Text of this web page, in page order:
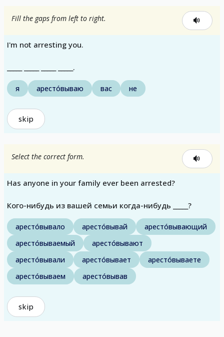
Fill the gaps from left to right.
I'm not arresting you.
_____ _____ _____ _____.
я аресто́вываю вас не
skip
Select the correct form.
Has anyone in your family ever been arrested?
Кого-нибудь из вашей семьи когда-нибудь _____?
аресто́вывало аресто́вывай
аресто́вывающий
аресто́вываемый
аресто́вывают
аресто́вывали
аресто́вывает
аресто́вываете
аресто́вываем
аресто́вывав
skip